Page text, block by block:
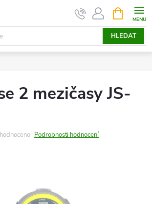
HLEDAT
NÁKUPNÍ
KOŠÍK
2 mezičasy JS-
Podrobnosti hodnocení